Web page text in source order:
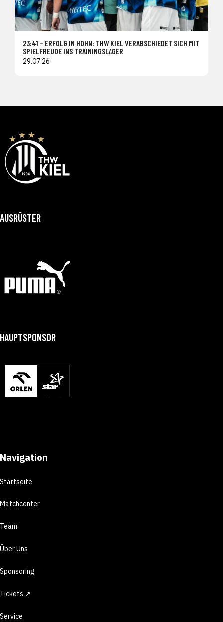
23:41 – ERFOLG IN HOHN: THW KIEL VERABSCHIEDET SICH MIT
SPIELFREUDE INS TRAININGSLAGER
29.07.26
AUSRÜSTER
HAUPTSPONSOR
Navigation
Startseite
Matchcenter
Team
Über Uns
Sponsoring
Tickets ↗
Service